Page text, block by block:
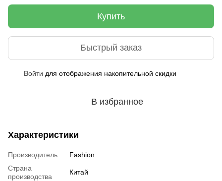
Купить
Быстрый заказ
Войти для отображения накопительной скидки
В избранное
Характеристики
Производитель
Fashion
Страна
производства
Китай